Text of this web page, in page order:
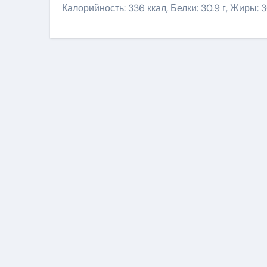
Калорийность: 336 ккал, Белки: 30.9 г, Жиры: